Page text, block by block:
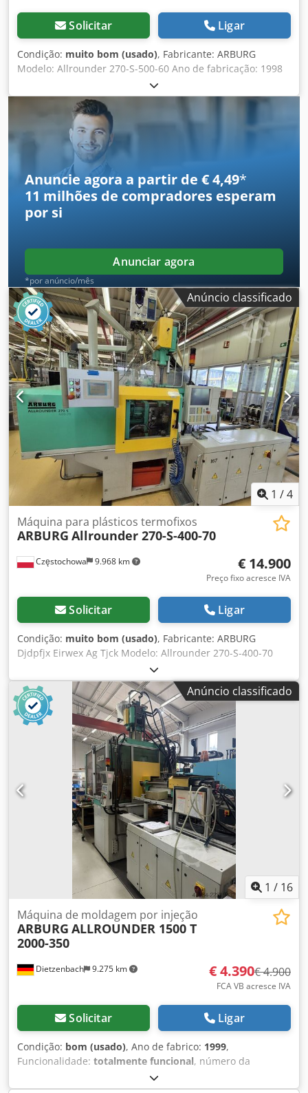
Solicitar Ligar
Condição: muito bom (usado), Fabricante: ARBURG
Modelo: Allrounder 270-S-500-60 Ano de fabricação: 1998
Número de série: 173062 Sistema de controle: Arburg
Selogica Dodpox Eiq Hefx Ag Tock Diâmetro do fuso: 18 mm
Anuncie agora a partir de € 4,49*
11 milhões de compradores esperam
por si
Anunciar agora
*por anúncio/mês
Anúncio classificado
1 /4
Częstochowa 9.968 km
Máquina para plásticos termofixos
ARBURG Allrounder 270-S-400-70
€ 14.900
Preço fixo acresce IVA
Solicitar Ligar
Condição: muito bom (usado), Fabricante: ARBURG
Djdpfjx Eirwex Ag Tjck Modelo: Allrounder 270-S-400-70
Ano de produção: 2010 Número de série: 214269 Sistema
de controle: Sistema de controle: Arburg Selogica Direct
Painel de operação: terminal de operador Quadros de
comando: quadros completos de comando e alimentação
Parâmetros do grupo de fechamento: Força de
fechamento: 400 kN Parâmetros do grupo de injeção:
Diâmetro do fuso: 18 mm Sistema de manuseio (handling):
Fabricante: ARBURG Tipo: Multilift Número de eixos: robô
extrator de 3 eixos Transporte das peças injetadas:
Transportador de ciclo – comp./larg.: 2.000 × 800 mm
Anúncio classificado
1 / 16
Dietzenbach 9.275 km
Máquina de moldagem por injeção
ARBURG ALLROUNDER 1500 T
2000-350
€ 4.390€ 4.900
FCA VB acresce IVA
Solicitar Ligar
Condição: bom (usado), Ano de fabrico: 1999,
Funcionalidade: totalmente funcional, número da
, força de aperto:
diâmetro do parafuso:35 mm, altura de instalação:350